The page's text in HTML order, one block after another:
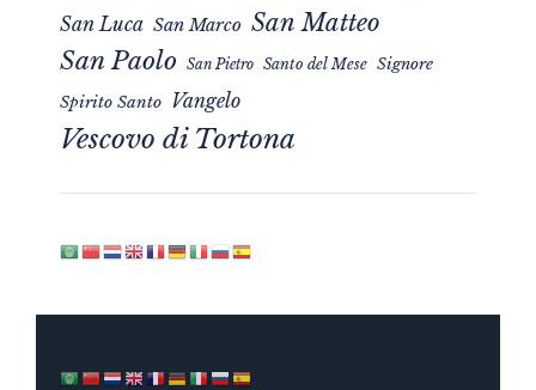
San Luca San Marco San Matteo
San Paolo San Pietro Santo del Mese Signore
Spirito Santo Vangelo
Vescovo di Tortona